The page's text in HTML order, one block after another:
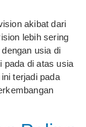
akibat dari
lebih sering
usia di
pada di atas usia
terjadi pada